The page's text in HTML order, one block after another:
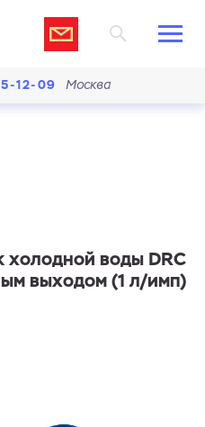
12-09 Москва
холодной воды DRC
выходом (1 л/имп)